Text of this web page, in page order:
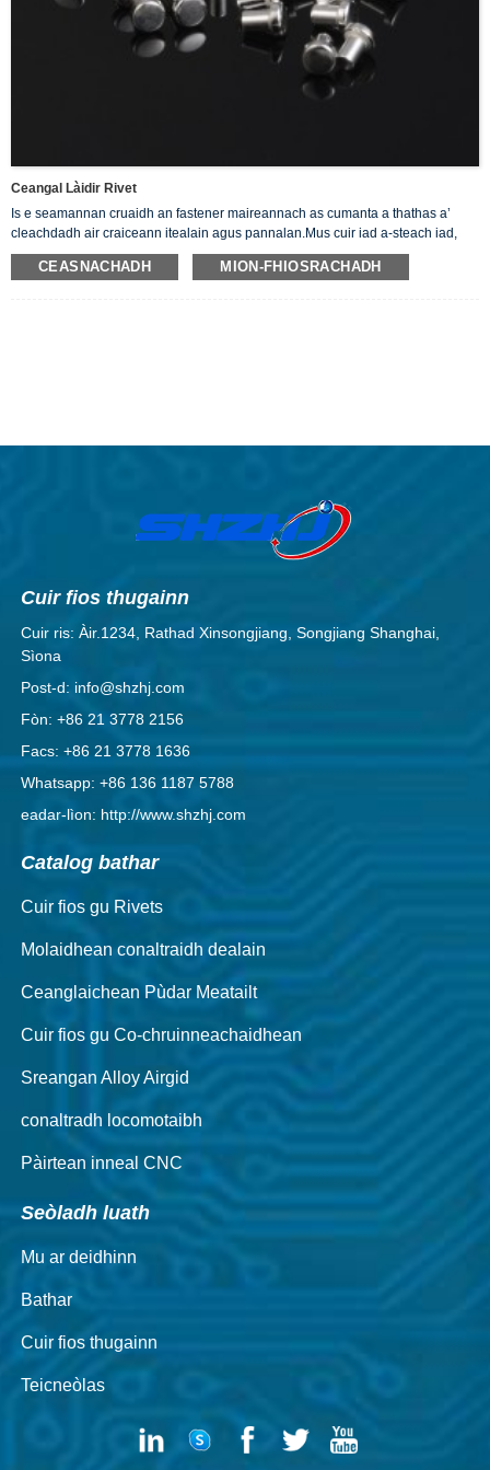
Ceangal Làidir Rivet
Is e seamannan cruaidh an fastener maireannach as cumanta a thathas a’
cleachdadh air craiceann itealain agus pannalan.Mus cuir iad a-steach iad,
chan eil annta ach cas rèidh le ceann cruinn, còmhnard aig aon cheann. Bidh
sinn a’ tabhann ar Solid Silver Rivets a tha nan deagh stiùirean dealain.
CEASNACHADH MION-FHIOSRACHADH
Cuir fios thugainn
Cuir ris: Àir.1234, Rathad Xinsongjiang, Songjiang Shanghai,
Sìona
Post-d: info@shzhj.com
Fòn: +86 21 3778 2156
Facs: +86 21 3778 1636
Whatsapp: +86 136 1187 5788
eadar-lìon: http://www.shzhj.com
Catalog bathar
Cuir fios gu Rivets
Molaidhean conaltraidh dealain
Ceanglaichean Pùdar Meatailt
Cuir fios gu Co-chruinneachaidhean
Sreangan Alloy Airgid
conaltradh locomotaibh
Pàirtean inneal CNC
Seòladh luath
Mu ar deidhinn
Bathar
Cuir fios thugainn
Teicneòlas